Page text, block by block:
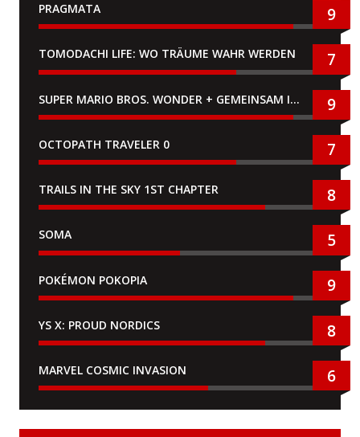
PRAGMATA 9
TOMODACHI LIFE: WO TRÄUME WAHR WERDEN 7
SUPER MARIO BROS. WONDER + GEMEINSAM IM BELLABEL-PARK 9
OCTOPATH TRAVELER 0 7
TRAILS IN THE SKY 1ST CHAPTER 8
SOMA 5
POKÉMON POKOPIA 9
YS X: PROUD NORDICS 8
MARVEL COSMIC INVASION 6